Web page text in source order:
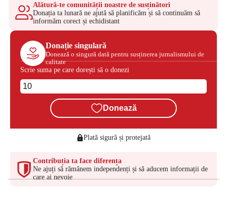
Alătură-te comunității noastre de susținători
Donația ta lunară ne ajută să planificăm și să continuăm să
informăm corect și echidistant
Donație singulară
Donează o singură dată pentru susținerea jurnalismului de
calitate
Scrie suma pe care dorești să o donezi
Donează
Plată sigură și protejată
Contribuția ta face diferența
Ne ajuți să rămânem independenți și să aducem informații de
care ai nevoie